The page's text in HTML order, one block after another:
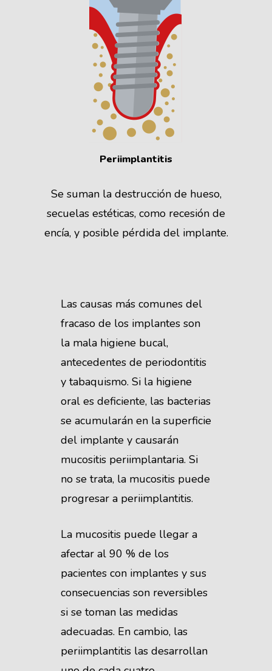
Periimplantitis
Se suman la destrucción de hueso,
secuelas estéticas, como recesión de
encía, y posible pérdida del implante.
Las causas más comunes del
fracaso de los implantes son
la mala higiene bucal,
antecedentes de periodontitis
y tabaquismo. Si la higiene
oral es deficiente, las bacterias
se acumularán en la superficie
del implante y causarán
mucositis periimplantaria. Si
no se trata, la mucositis puede
progresar a periimplantitis.
La mucositis puede llegar a
afectar al 90 % de los
pacientes con implantes y sus
consecuencias son reversibles
si se toman las medidas
adecuadas. En cambio, las
periimplantitis las desarrollan